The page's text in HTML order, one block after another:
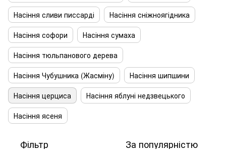
Насіння сливи писсарді
Насіння сніжноягідника
Насіння софори
Насіння сумаха
Насіння тюльпанового дерева
Насіння Чубушника (Жасміну)
Насіння шипшини
Насіння церциса
Насіння яблуні недзвецького
Насіння ясеня
Фільтр За популярністю